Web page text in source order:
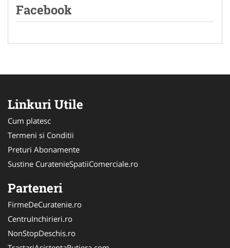
Facebook
Linkuri Utile
Cum platesc
Termeni si Conditii
Preturi Abonamente
Sustine CuratenieSpatiiComerciale.ro
Parteneri
FirmeDeCuratenie.ro
CentruInchirieri.ro
NonStopDeschis.ro